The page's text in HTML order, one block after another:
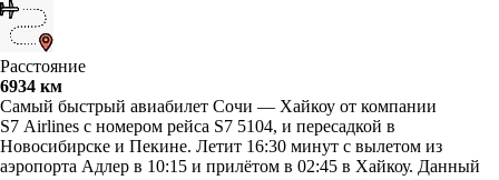
Расстояние
6934 км
Самый быстрый авиабилет Сочи — Хайкоу от компании
S7 Airlines с номером рейса S7 5104, и пересадкой в
Новосибирске и Пекине. Летит 16:30 минут с вылетом из
аэропорта Адлер в 10:15 и прилётом в 02:45 в Хайкоу. Данный